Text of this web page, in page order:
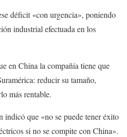
déficit «con urgencia», poniendo
industrial efectuada en los
en China la compañía tiene que
reducir su tamaño,
más rentable.
indicó que «no se puede tener éxito
si no se compite con China».